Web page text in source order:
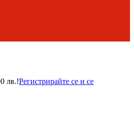
лв.!Регистрирайте се и се